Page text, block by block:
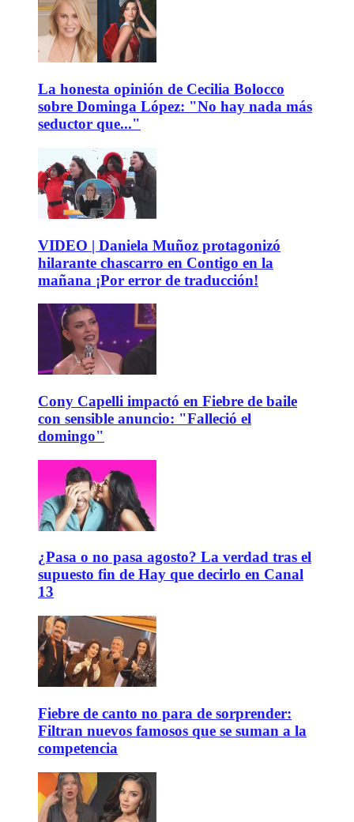
La honesta opinión de Cecilia Bolocco
sobre Dominga López: "No hay nada más
seductor que..."
VIDEO | Daniela Muñoz protagonizó
hilarante chascarro en Contigo en la
mañana ¡Por error de traducción!
Cony Capelli impactó en Fiebre de baile
con sensible anuncio: "Falleció el
domingo"
¿Pasa o no pasa agosto? La verdad tras el
supuesto fin de Hay que decirlo en Canal
13
Fiebre de canto no para de sorprender:
Filtran nuevos famosos que se suman a la
competencia